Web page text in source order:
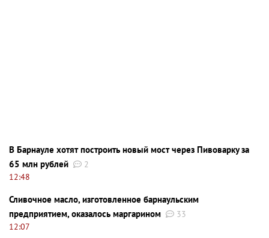
В Барнауле хотят построить новый мост через Пивоварку за
65 млн рублей
2
12:48
Сливочное масло, изготовленное барнаульским
предприятием, оказалось маргарином
33
12:07